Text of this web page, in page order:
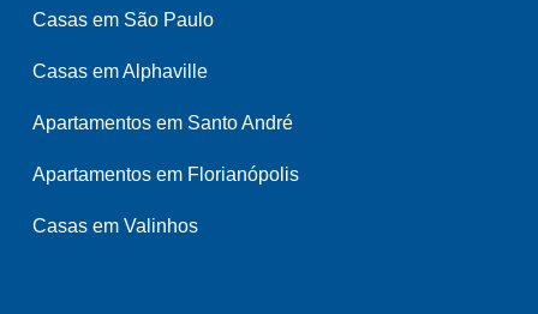
Casas em São Paulo
Casas em Alphaville
Apartamentos em Santo André
Apartamentos em Florianópolis
Casas em Valinhos